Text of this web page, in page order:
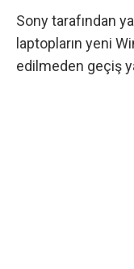
Sony tarafından
laptopların yeni
edilmeden geçiş